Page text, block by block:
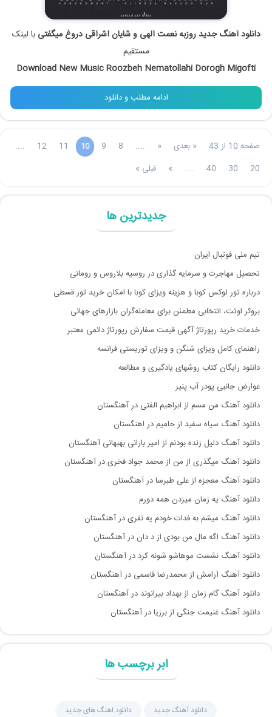
دانلود آهنگ جدید روزبه نعمت الهی و شایان اشراقی دروغ میگفتی با لینک
مستقیم
Download New Music Roozbeh Nematollahi Dorogh Migofti
ادامه مطلب و دانلود
صفحه 10 از 43 « بعدی «
....
8
9
10
11
12
....
20
30
40
....
» قبلی »
جدیدترین ها
تیم ملی فوتبال ایران
تحصیل مهاجرت و سرمایه گذاری در روسیه بلاروس و رومانی
درباره تور لوکس کوبا و هزینه ویزای کوبا با امکان خرید تور قسطی
بروکر اوتت، انتخابی مطمئن برای معامله‌گران بازارهای جهانی
خدمات خرید رپورتاژ آگهی قیمت سفارش رپورتاژ دائمی معتبر
راهنمای کامل ویزای شنگن و ویزای توریستی فرانسه
دانلود رایگان کتاب روشهای یادگیری و مطالعه
عوارض جانبی پودر آب پنیر
دانلود آهنگ من مسم از ابراهیم الفتی در آهنگستان
دانلود آهنگ سیاه سفید از حامیم در اهنگستان
دانلود آهنگ دلیل زنده بودنم از امیر بارانی بهبهانی آهنگستان
دانلود آهنگ میگذری از من از محمد جواد فخری در آهنگستان
دانلود آهنگ معجزه از علی طبرسا در آهنگستان
دانلود آهنگ یه زمان میزدن همه دورم
دانلود آهنگ میشم به فدات خودم یه نفری در آهنگستان
دانلود آهنگ اگه مال من بودی از د دان در آهنگستان
دانلود آهنگ نشست موهاشو شونه کرد در آهنگستان
دانلود آهنگ آرامش از محمدرضا قاسمی در آهنگستان
دانلود آهنگ گام زمان از بهداد بیرانوند در آهنگستان
دانلود آهنگ غنیمت جنگی از برزیا در آهنگستان
ابر برچسب ها
دانلود آهنگ جديد
دانلود اهنگ های جدید